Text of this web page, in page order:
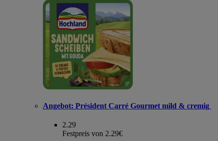
Angebot: Président Carré Gourmet mild & cremig
2.29
Festpreis von 2.29€